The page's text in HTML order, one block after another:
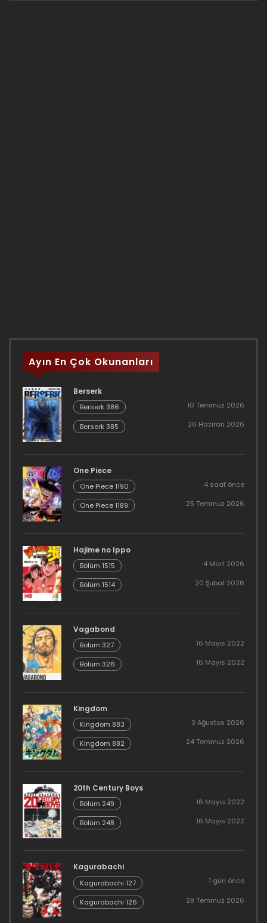
Ayın En Çok Okunanları
Berserk
Berserk 386 10 Temmuz 2026
Berserk 385 26 Haziran 2026
One Piece
One Piece 1190 4 saat önce
One Piece 1189 25 Temmuz 2026
Hajime no Ippo
Bölüm 1515 4 Mart 2026
Bölüm 1514 20 Şubat 2026
Vagabond
Bölüm 327 16 Mayıs 2022
Bölüm 326 16 Mayıs 2022
Kingdom
Kingdom 883 3 Ağustos 2026
Kingdom 882 24 Temmuz 2026
20th Century Boys
Bölüm 249 16 Mayıs 2022
Bölüm 248 16 Mayıs 2022
Kagurabachi
Kagurabachi 127 1 gün önce
Kagurabachi 126 29 Temmuz 2026